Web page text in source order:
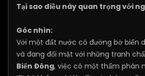
Tại sao điều này quan trọng với
Góc nhìn:
Với một đất nước có đường bờ biển
và đang đối mặt với những tranh
Biển Đông, việc có một thẩm phán